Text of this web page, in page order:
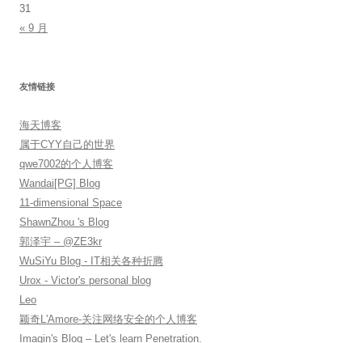
31
« 9 月
友情链接
海天博客
属于CYY自己的世界
qwe7002的个人博客
Wandai[PG] Blog
11-dimensional Space
ShawnZhou 's Blog
郭泽宇 – @ZE3kr
WuSiYu Blog - IT相关各种折腾
Urox - Victor's personal blog
Leo
颖奇L'Amore-关注网络安全的个人博客
Imagin's Blog – Let's learn Penetration.